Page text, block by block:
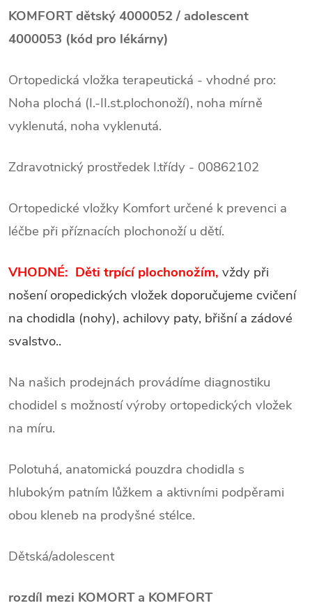
KOMFORT dětský 4000052 / adolescent
4000053 (kód pro lékárny)
Ortopedická vložka terapeutická - vhodné pro:
Noha plochá (I.-II.st.plochonoží), noha mírně
vyklenutá, noha vyklenutá.
Zdravotnický prostředek I.třídy - 00862102
Ortopedické vložky Komfort určené k prevenci a
léčbe při příznacích plochonoží u dětí.
VHODNÉ: Děti trpící plochonožím, vždy při
nošení oropedických vložek doporučujeme cvičení
na chodidla (nohy), achilovy paty, břišní a zádové
svalstvo..
Na našich prodejnách provádíme diagnostiku
chodidel s možností výroby ortopedických vložek
na míru.
Polotuhá, anatomická pouzdra chodidla s
hlubokým patním lůžkem a aktivními podpěrami
obou kleneb na prodyšné stélce.
Dětská/adolescent
rozdíl mezi KOMORT a KOMFORT